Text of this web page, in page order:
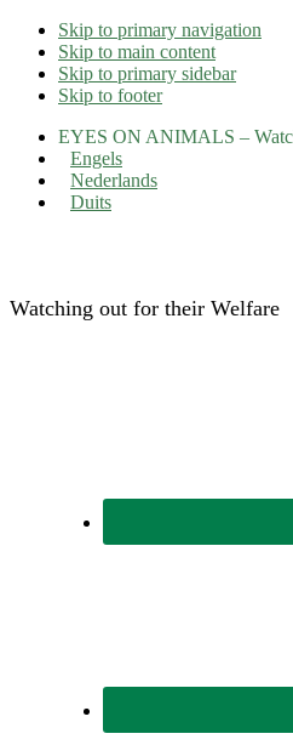
Skip to primary navigation
Skip to main content
Skip to primary sidebar
Skip to footer
EYES ON ANIMALS –
Engels
Nederlands
Duits
Watching out for their Welfare